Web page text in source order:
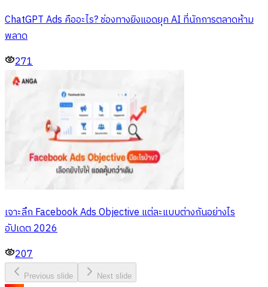
ChatGPT Ads คืออะไร? ช่องทางยิงแอดยุค AI ที่นักการตลาดห้าม
พลาด
271
เจาะลึก Facebook Ads Objective แต่ละแบบต่างกันอย่างไร
อัปเดต 2026
207
Previous slide Next slide